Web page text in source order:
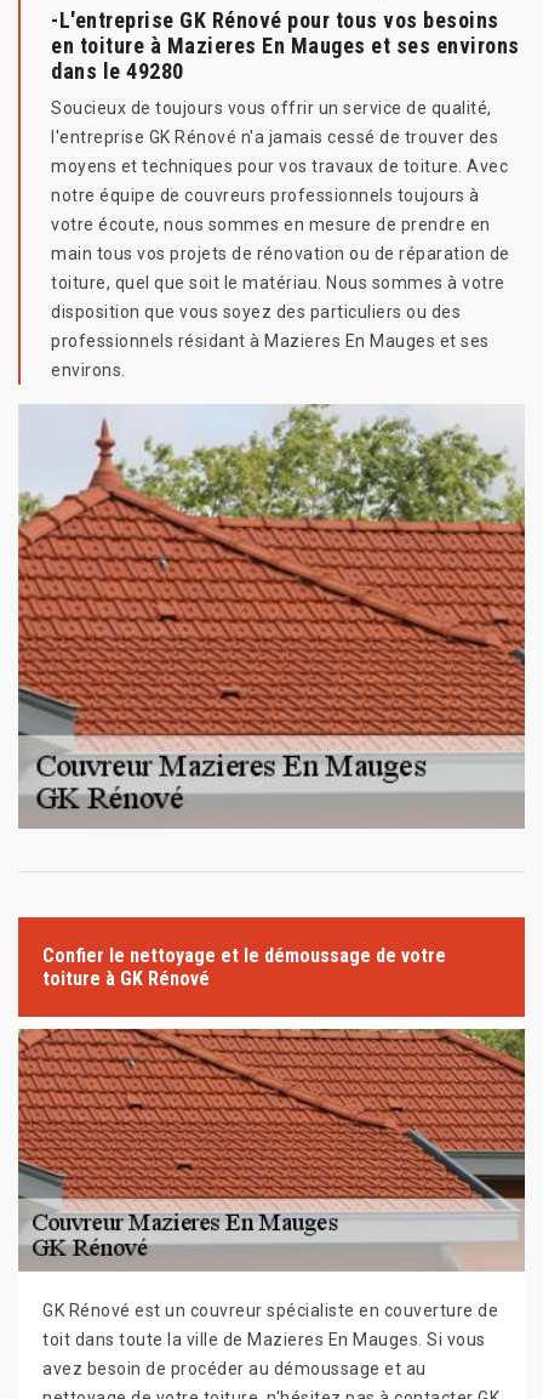
-L'entreprise GK Rénové pour tous vos besoins
en toiture à Mazieres En Mauges et ses environs
dans le 49280
Soucieux de toujours vous offrir un service de qualité,
l'entreprise GK Rénové n'a jamais cessé de trouver des
moyens et techniques pour vos travaux de toiture. Avec
notre équipe de couvreurs professionnels toujours à
votre écoute, nous sommes en mesure de prendre en
main tous vos projets de rénovation ou de réparation de
toiture, quel que soit le matériau. Nous sommes à votre
disposition que vous soyez des particuliers ou des
professionnels résidant à Mazieres En Mauges et ses
environs.
Confier le nettoyage et le démoussage de votre
toiture à GK Rénové
GK Rénové est un couvreur spécialiste en couverture de
toit dans toute la ville de Mazieres En Mauges. Si vous
avez besoin de procéder au démoussage et au